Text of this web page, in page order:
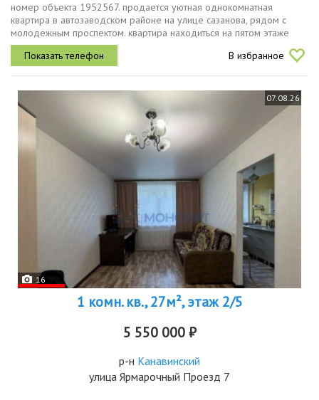
номер объекта 1952567. продается уютная однокомнатная
квартира в автозаводском районе на улице сазанова, рядом с
молодежным проспектом. квартира находиться на пятом этаже
пятиэтажного дома общей площадью 30.6 квадратный метр. это
идеальное место...
В избранное
07.08.26
16
1 комн. кв., 27м², этаж 2/5
5 550 000 ₽
р-н Канавинский
улица Ярмарочный Проезд 7